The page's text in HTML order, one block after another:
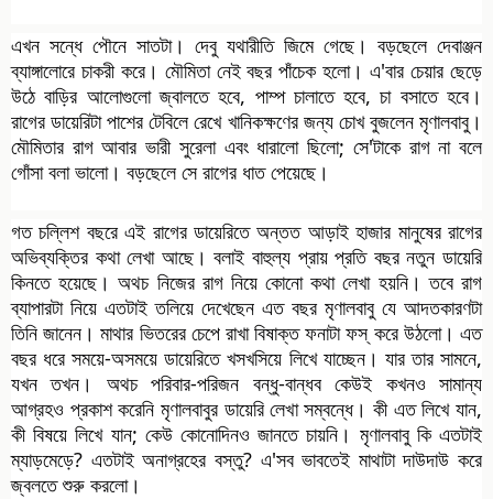
এখন সন্ধে পৌনে সাতটা। দেবু যথারীতি জিমে গেছে। বড়ছেলে দেবাঞ্জন
ব্যাঙ্গালোরে চাকরী করে। মৌমিতা নেই বছর পাঁচেক হলো। এ'বার চেয়ার ছেড়ে
উঠে বাড়ির আলোগুলো জ্বালতে হবে, পাম্প চালাতে হবে, চা বসাতে হবে।
রাগের ডায়েরিটা পাশের টেবিলে রেখে খানিকক্ষণের জন্য চোখ বুজলেন মৃণালবাবু।
মৌমিতার রাগ আবার ভারী সুরেলা এবং ধারালো ছিলো; সে'টাকে রাগ না বলে
গোঁসা বলা ভালো। বড়ছেলে সে রাগের ধাত পেয়েছে।
গত চল্লিশ বছরে এই রাগের ডায়েরিতে অন্তত আড়াই হাজার মানুষের রাগের
অভিব্যক্তির কথা লেখা আছে। বলাই বাহুল্য প্রায় প্রতি বছর নতুন ডায়েরি
কিনতে হয়েছে। অথচ নিজের রাগ নিয়ে কোনো কথা লেখা হয়নি। তবে রাগ
ব্যাপারটা নিয়ে এতটাই তলিয়ে দেখেছেন এত বছর মৃণালবাবু যে আদতকারণটা
তিনি জানেন। মাথার ভিতরের চেপে রাখা বিষাক্ত ফনাটা ফস্ করে উঠলো। এত
বছর ধরে সময়ে-অসময়ে ডায়েরিতে খসখসিয়ে লিখে যাচ্ছেন। যার তার সামনে,
যখন তখন। অথচ পরিবার-পরিজন বন্ধু-বান্ধব কেউই কখনও সামান্য
আগ্রহও প্রকাশ করেনি মৃণালবাবুর ডায়েরি লেখা সম্বন্ধে। কী এত লিখে যান,
কী বিষয়ে লিখে যান; কেউ কোনোদিনও জানতে চায়নি। মৃণালবাবু কি এতটাই
ম্যাড়মেড়ে? এতটাই অনাগ্রহের বস্তু? এ'সব ভাবতেই মাথাটা দাউদাউ করে
জ্বলতে শুরু করলো।